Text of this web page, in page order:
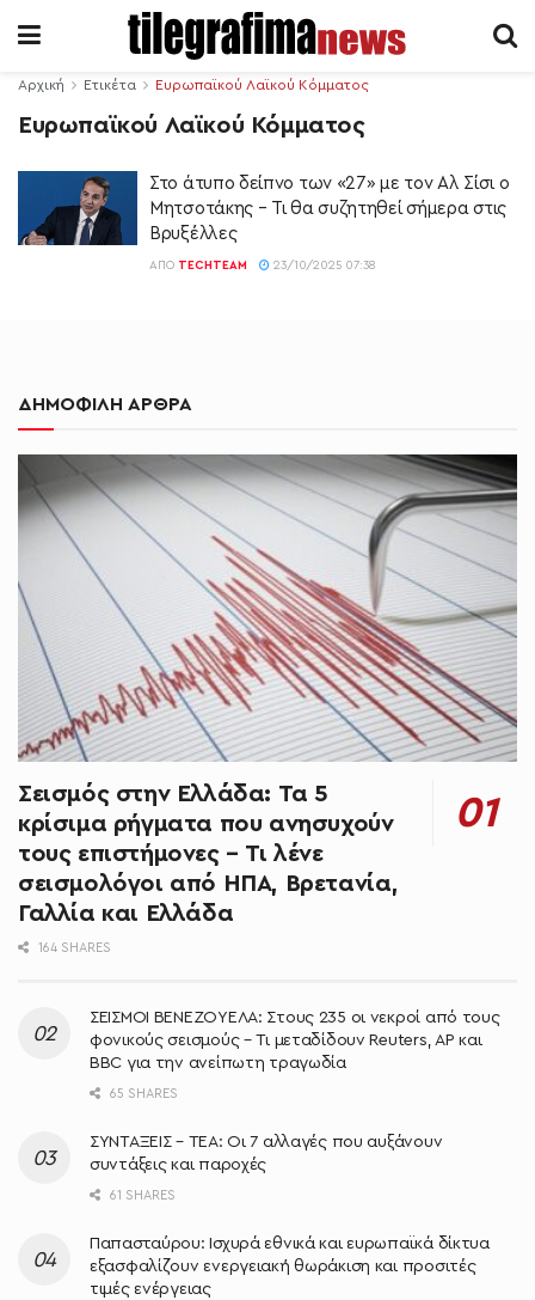
Αρχική Ετικέτα Ευρωπαϊκού Λαϊκού Κόμματος
Ευρωπαϊκού Λαϊκού Κόμματος
Στο άτυπο δείπνο των «27» με τον Αλ Σίσι ο
Μητσοτάκης – Τι θα συζητηθεί σήμερα στις
Βρυξέλλες
ΑΠΌ TECHTEAM 23/10/2025 07:38
ΔΗΜΟΦΙΛΗ ΑΡΘΡΑ
Σεισμός στην Ελλάδα: Τα 5
κρίσιμα ρήγματα που ανησυχούν
τους επιστήμονες – Τι λένε
σεισμολόγοι από ΗΠΑ, Βρετανία,
Γαλλία και Ελλάδα
164 SHARES
ΣΕΙΣΜΟΙ ΒΕΝΕΖΟΥΕΛΑ: Στους 235 οι νεκροί από τους
φονικούς σεισμούς – Τι μεταδίδουν Reuters, AP και
BBC για την ανείπωτη τραγωδία
65 SHARES
ΣΥΝΤΑΞΕΙΣ – ΤΕΑ: Οι 7 αλλαγές που αυξάνουν
συντάξεις και παροχές
61 SHARES
Παπασταύρου: Ισχυρά εθνικά και ευρωπαϊκά δίκτυα
εξασφαλίζουν ενεργειακή θωράκιση και προσιτές
τιμές ενέργειας